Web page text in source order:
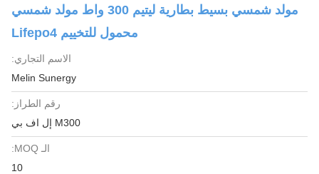
مولد شمسي بسيط بطارية ليتيم 300 واط مولد شمسي
محمول للتخييم Lifepo4
الاسم التجاري:
Melin Sunergy
رقم الطراز:
M300 إل اف بي
الـ MOQ:
10